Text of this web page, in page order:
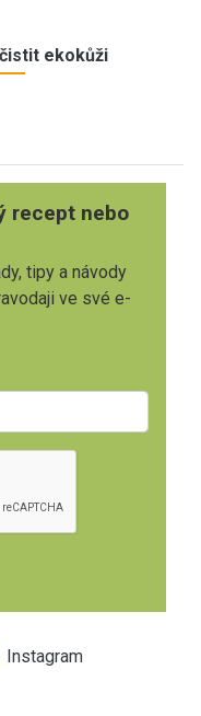
ekokůži
recept nebo
tipy a návody
ve své e-
Instagram